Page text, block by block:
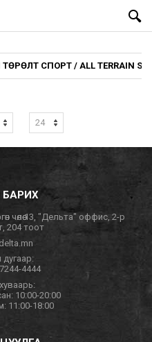
СПОРТ / ALL TERRAIN
чөлөө 13, "Дельта" оффис, 2-р
204 тоот
4444
10:00-20:00
11:00-18:00